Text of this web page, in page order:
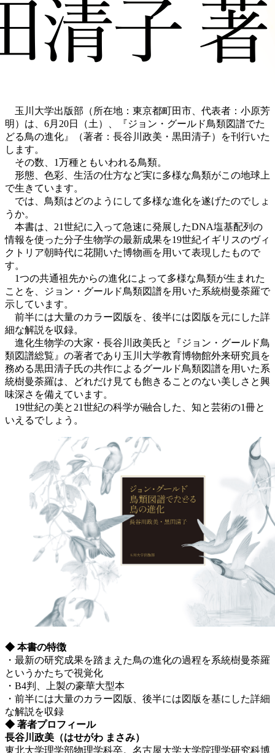
玉川大学出版部（所在地：東京都町田市、代表者：小原芳
明）は、6月20日（土）、『ジョン・グールド鳥類図譜でた
どる鳥の進化』（著者：長谷川政美・黒田清子）を刊行いた
します。
その数、1万種ともいわれる鳥類。
形態、色彩、生活の仕方など実に多様な鳥類がこの地球上
で生きています。
では、鳥類はどのようにして多様な進化を遂げたのでしょ
うか。
本書は、21世紀に入って急速に発展したDNA塩基配列の
情報を使った分子生物学の最新成果を19世紀イギリスのヴィ
クトリア朝時代に花開いた博物画を用いて表現したもので
す。
1つの共通祖先からの進化によって多様な鳥類が生まれた
ことを、ジョン・グールド鳥類図譜を用いた系統樹曼荼羅で
示しています。
前半には大量のカラー図版を、後半には図版を元にした詳
細な解説を収録。
進化生物学の大家・長谷川政美氏と『ジョン・グールド鳥
類図譜総覧』の著者であり玉川大学教育博物館外来研究員を
務める黒田清子氏の共作によるグールド鳥類図譜を用いた系
統樹曼荼羅は、どれだけ見ても飽きることのない美しさと興
味深さを備えています。
19世紀の美と21世紀の科学が融合した、知と芸術の1冊と
いえるでしょう。
◆ 本書の特徴
・最新の研究成果を踏まえた鳥の進化の過程を系統樹曼荼羅
というかたちで視覚化
・B4判、上製の豪華大型本
・前半には大量のカラー図版、後半には図版を基にした詳細
な解説を収録
◆ 著者プロフィール
長谷川政美（はせがわ まさみ）
東北大学理学部物理学科卒。名古屋大学大学院理学研究科博